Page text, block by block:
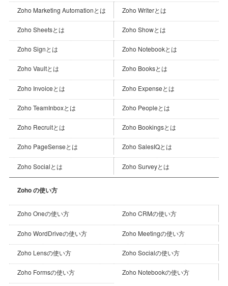
Zoho Marketing Automationとは Zoho Writerとは
Zoho Sheetsとは Zoho Showとは
Zoho Signとは Zoho Notebookとは
Zoho Vaultとは Zoho Booksとは
Zoho Invoiceとは Zoho Expenseとは
Zoho TeamInboxとは Zoho Peopleとは
Zoho Recruitとは Zoho Bookingsとは
Zoho PageSenseとは Zoho SalesIQとは
Zoho Socialとは Zoho Surveyとは
Zoho の使い方
Zoho Oneの使い方 Zoho CRMの使い方
Zoho WordDriveの使い方 Zoho Meetingの使い方
Zoho Lensの使い方 Zoho Socialの使い方
Zoho Formsの使い方 Zoho Notebookの使い方